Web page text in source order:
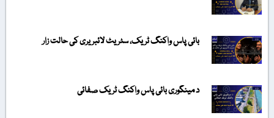
بائی پاس واکنگ ٹریک، سٹریٹ لائبریری کی حالت زار
د مینگوری بائی پاس واکنگ ٹریک صفائی